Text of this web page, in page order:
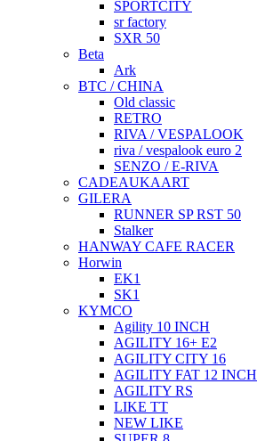
SPORTCITY
sr factory
SXR 50
Beta
Ark
BTC / CHINA
Old classic
RETRO
RIVA / VESPALOOK
riva / vespalook euro 2
SENZO / E-RIVA
CADEAUKAART
GILERA
RUNNER SP RST 50
Stalker
HANWAY CAFE RACER
Horwin
EK1
SK1
KYMCO
Agility 10 INCH
AGILITY 16+ E2
AGILITY CITY 16
AGILITY FAT 12 INCH
AGILITY RS
LIKE TT
NEW LIKE